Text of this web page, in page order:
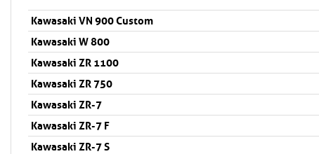
Kawasaki VN 900 Custom
Kawasaki W 800
Kawasaki ZR 1100
Kawasaki ZR 750
Kawasaki ZR-7
Kawasaki ZR-7 F
Kawasaki ZR-7 S